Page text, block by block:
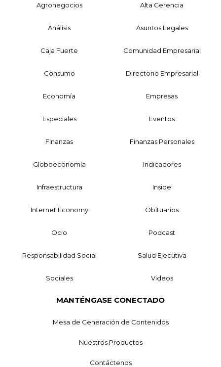
Agronegocios Alta Gerencia
Análisis Asuntos Legales
Caja Fuerte Comunidad Empresarial
Consumo Directorio Empresarial
Economía Empresas
Especiales Eventos
Finanzas Finanzas Personales
Globoeconomía Indicadores
Infraestructura Inside
Internet Economy Obituarios
Ocio Podcast
Responsabilidad Social Salud Ejecutiva
Sociales Videos
MANTÉNGASE CONECTADO
Mesa de Generación de Contenidos
Nuestros Productos
Contáctenos